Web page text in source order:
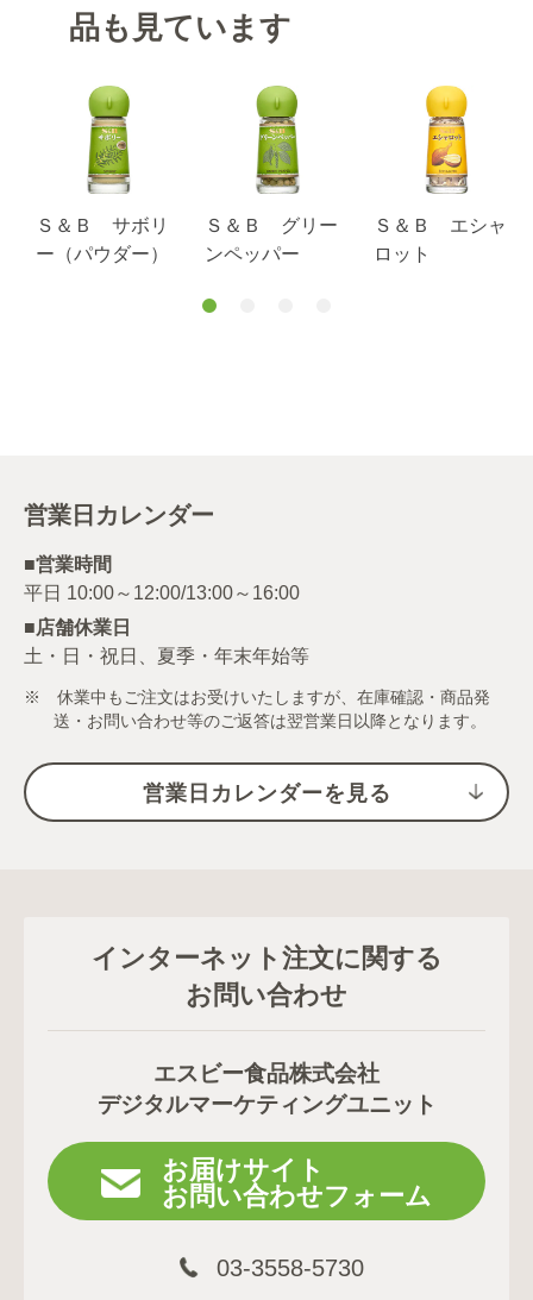
品も見ています
Ｓ＆Ｂ サボリ
ー（パウダー）
Ｓ＆Ｂ グリー
ンペッパー
Ｓ＆Ｂ エシャ
ロット
営業日カレンダー
■営業時間
■店舗休業日
土・日・祝日、夏季・年末年始等
※ 休業中もご注文はお受けいたしますが、在庫確認・商品発
送・お問い合わせ等のご返答は翌営業日以降となります。
営業日カレンダーを見る
インターネット注文に関する
お問い合わせ
エスビー食品株式会社
デジタルマーケティングユニット
お届けサイト
お問い合わせフォーム
03-3558-5730